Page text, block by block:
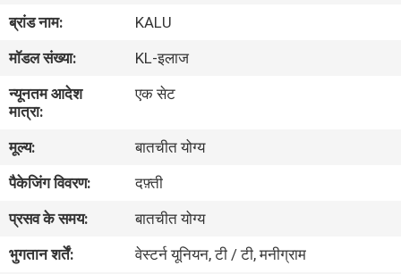
वीआर
दिखाएँ
हमारे
बारे
में
कारखाना
भ्रमण
ब्रांड नाम:
KALU
मॉडल संख्या:
KL-इलाज
न्यूनतम आदेश
मात्रा:
एक सेट
मूल्य:
बातचीत योग्य
पैकेजिंग विवरण:
दफ़्ती
प्रसव के समय:
बातचीत योग्य
भुगतान शर्तें:
वेस्टर्न यूनियन, टी / टी, मनीग्राम